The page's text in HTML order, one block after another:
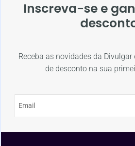
Inscreva-se e
Receba as novidades da Divulgar
de desconto na sua